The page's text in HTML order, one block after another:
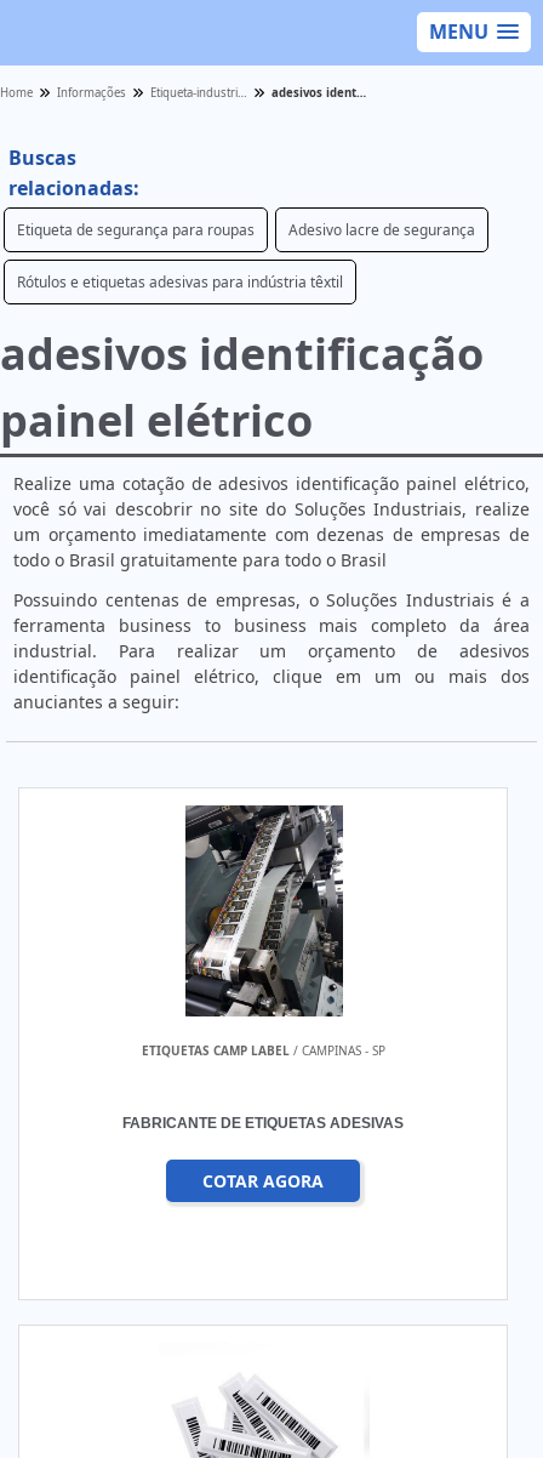
MENU
Home Informações Etiqueta-industrial - Categoria adesivos identificação painel elétrico
Buscas
relacionadas:
Etiqueta de segurança para roupas Adesivo lacre de segurança
Rótulos e etiquetas adesivas para indústria têxtil
adesivos identificação
painel elétrico
Realize uma cotação de adesivos identificação painel elétrico,
você só vai descobrir no site do Soluções Industriais, realize
um orçamento imediatamente com dezenas de empresas de
todo o Brasil gratuitamente para todo o Brasil
Possuindo centenas de empresas, o Soluções Industriais é a
ferramenta business to business mais completo da área
industrial. Para realizar um orçamento de adesivos
identificação painel elétrico, clique em um ou mais dos
anuciantes a seguir:
ETIQUETAS CAMP LABEL/ CAMPINAS - SP
FABRICANTE DE ETIQUETAS ADESIVAS
COTAR AGORA